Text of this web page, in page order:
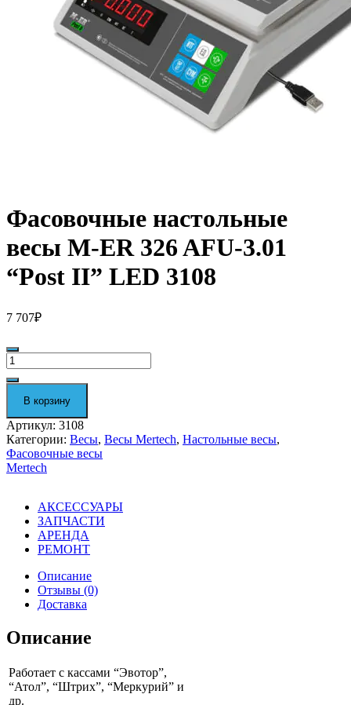
Фасовочные настольные
весы M-ER 326 AFU-3.01
“Post II” LED 3108
7 707₽
Количество
Фасовочные
настольные
весы
ER
326
AFU-
3.01
"Post
3108
В корзину
Артикул: 3108
Категории: Весы, Весы Mertech, Настольные весы,
Фасовочные весы
Mertech
АКСЕССУАРЫ
ЗАПЧАСТИ
АРЕНДА
РЕМОНТ
Описание
Отзывы (0)
Доставка
Описание
Работает с кассами “Эвотор”,
“Атол”, “Штрих”, “Меркурий” и
др.